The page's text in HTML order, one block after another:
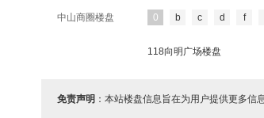
中山商圈楼盘 0 b c d f
118向明广场楼盘
免责声明 ：本站楼盘信息旨在为用户提供更多信